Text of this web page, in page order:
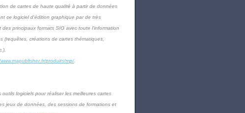
de cartes de haute qualité à partir de données
ce logiciel d'édition graphique par de très
principaux formats SIG avec toute l'information
(requêtes, créations de cartes thématiques,
produits/mp/.
logiciels pour réaliser les meilleures cartes
jeux de données, des sessions de formations et